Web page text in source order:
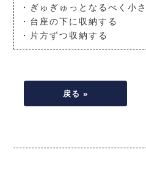
・ぎゅぎゅっとなるべく小
・台座の下に収納する
・片方ずつ収納する
戻る »